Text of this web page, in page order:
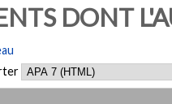
DONT